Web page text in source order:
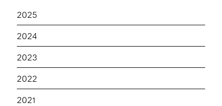
2025
2024
2023
2022
2021